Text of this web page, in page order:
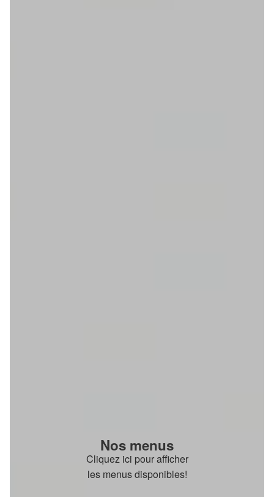
Nos menus
Cliquez ici pour afficher
les menus disponibles!